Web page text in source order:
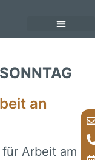
an
Arbeit am